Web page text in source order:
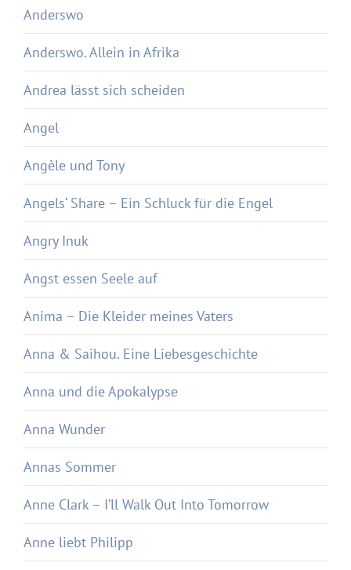
Anderswo
Anderswo. Allein in Afrika
Andrea lässt sich scheiden
Angel
Angèle und Tony
Angels‘ Share – Ein Schluck für die Engel
Angry Inuk
Angst essen Seele auf
Anima – Die Kleider meines Vaters
Anna & Saihou. Eine Liebesgeschichte
Anna und die Apokalypse
Anna Wunder
Annas Sommer
Anne Clark – I’ll Walk Out Into Tomorrow
Anne liebt Philipp